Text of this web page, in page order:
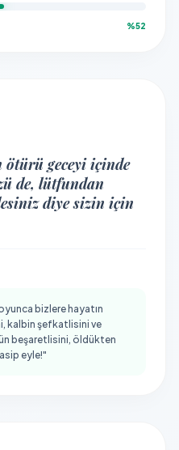
%52
ötürü geceyi içinde
de, lütfundan
diye sizin için
bizlere hayatın
kalbin şefkatlisini ve
beşaretlisini, öldükten
eyle!"